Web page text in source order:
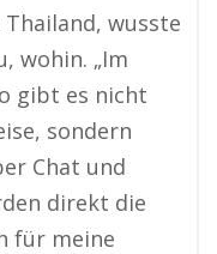
wusste
wohin. „Im
gibt es nicht
sondern
Chat und
direkt die
für meine